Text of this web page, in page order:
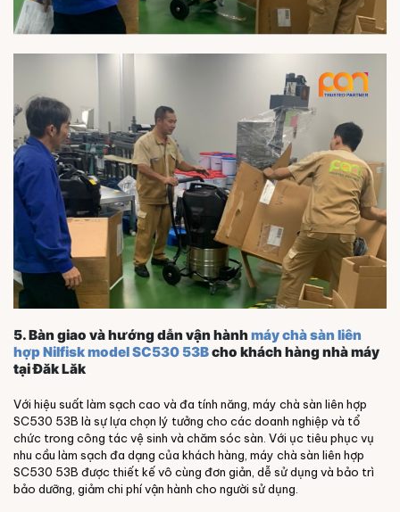
5. Bàn giao và hướng dẫn vận hànhmáy chà sàn liên
hợp Nilfisk model SC530 53Bcho khách hàng nhà máy
tại Đăk Lăk
Với hiệu suất làm sạch cao và đa tính năng, máy chà sàn liên hợp
SC530 53B là sự lựa chọn lý tưởng cho các doanh nghiệp và tổ
chức trong công tác vệ sinh và chăm sóc sàn. Với ục tiêu phục vụ
nhu cầu làm sạch đa dạng của khách hàng, máy chà sàn liên hợp
SC530 53B được thiết kế vô cùng đơn giản, dễ sử dụng và bảo trì
bảo dưỡng, giảm chi phí vận hành cho người sử dụng.